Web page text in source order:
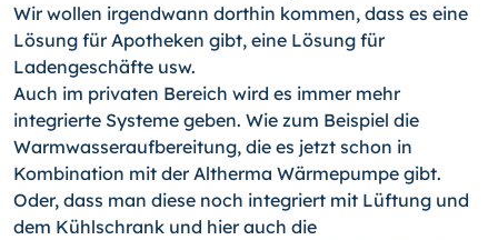
Wir wollen irgendwann dorthin kommen, dass es eine
Lösung für Apotheken gibt, eine Lösung für
Ladengeschäfte usw.
Auch im privaten Bereich wird es immer mehr
integrierte Systeme geben. Wie zum Beispiel die
Warmwasseraufbereitung, die es jetzt schon in
Kombination mit der Altherma Wärmepumpe gibt.
Oder, dass man diese noch integriert mit Lüftung und
dem Kühlschrank und hier auch die